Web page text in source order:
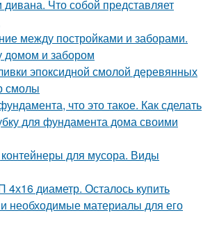
Что собой представляет
между постройками и заборами.
домом и забором
эпоксидной смолой деревянных
смолы
что это такое. Как сделать
для фундамента дома своими
для мусора. Виды
диаметр. Осталось купить
необходимые материалы для его